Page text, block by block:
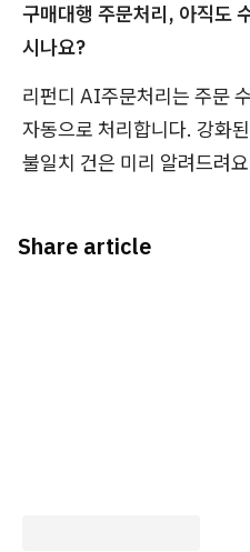
구매대행 주문처리, 아직도
시나요?
리펀디 AI주문처리는 주문
자동으로 처리합니다. 강화
불일치 건은 미리 알려드려
Share article